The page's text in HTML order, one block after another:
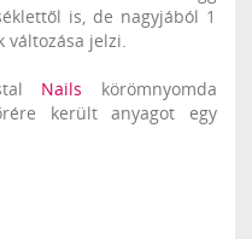
is, de nagyjából 1
változása jelzi.
Nails körömnyomda
került anyagot egy